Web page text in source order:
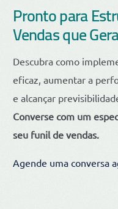
Pronto para
Vendas que
Descubra como
eficaz, aumentar a
e alcançar
Converse com um
seu funil de vendas.
Agende uma conversa